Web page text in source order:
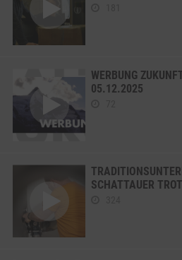
WERBUNG
05.12.2025
SCHATTAUER